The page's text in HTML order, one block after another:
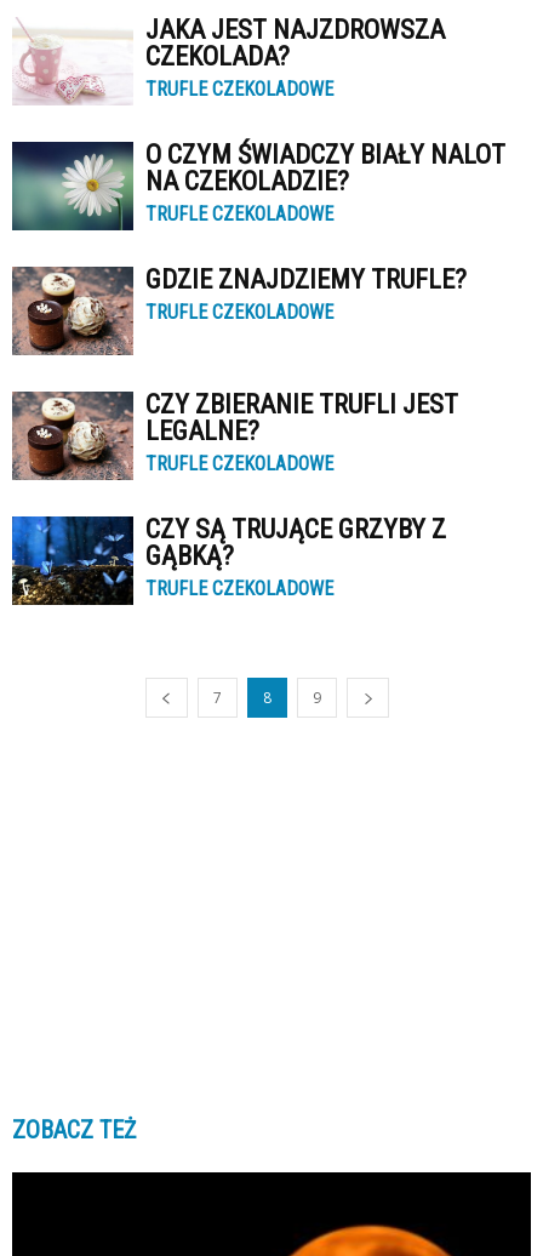
JAKA JEST NAJZDROWSZA
CZEKOLADA?
TRUFLE CZEKOLADOWE
O CZYM ŚWIADCZY BIAŁY NALOT
NA CZEKOLADZIE?
TRUFLE CZEKOLADOWE
GDZIE ZNAJDZIEMY TRUFLE?
TRUFLE CZEKOLADOWE
CZY ZBIERANIE TRUFLI JEST
LEGALNE?
TRUFLE CZEKOLADOWE
CZY SĄ TRUJĄCE GRZYBY Z
GĄBKĄ?
TRUFLE CZEKOLADOWE
7 8 9
ZOBACZ TEŻ